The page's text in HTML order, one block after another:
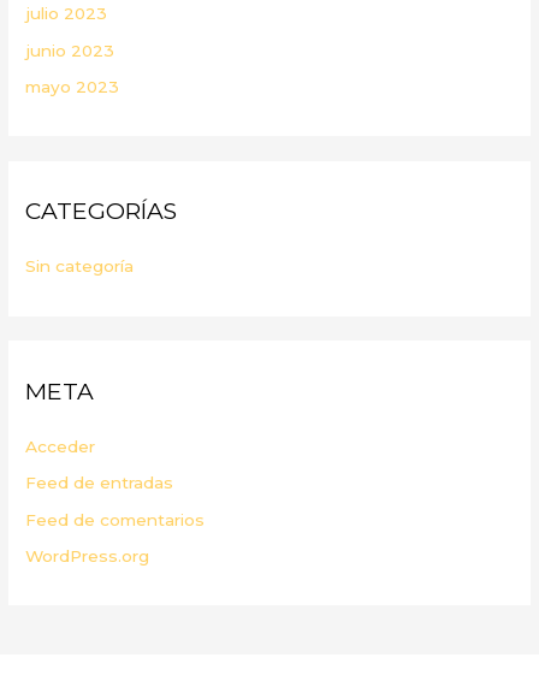
julio 2023
junio 2023
mayo 2023
CATEGORÍAS
Sin categoría
META
Acceder
Feed de entradas
Feed de comentarios
WordPress.org